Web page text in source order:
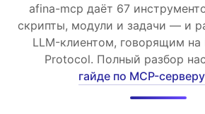
afina-mcp даёт 67
скрипты, модули и задачи — и
LLM-клиентом, говорящим
Protocol. Полный разбор
гайде по MCP-